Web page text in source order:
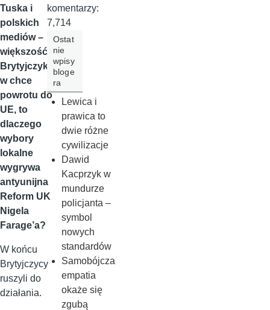
Tuska i
polskich
mediów –
większość
Brytyjczykó
w chce
powrotu do
UE, to
dlaczego
wybory
lokalne
wygrywa
antyunijna
Reform UK
Nigela
Farage’a?
W końcu
Brytyjczycy
ruszyli do
działania.
komentarzy:
7,714
Ostat
nie
wpisy
bloge
ra
Lewica i
prawica to
dwie różne
cywilizacje
Dawid
Kacprzyk w
mundurze
policjanta –
symbol
nowych
standardów
Samobójcza
empatia
okaże się
zgubą